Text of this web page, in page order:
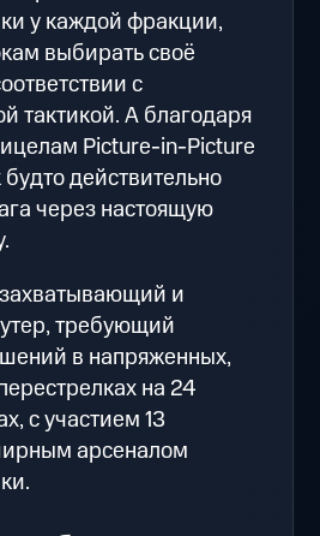
у каждой фракции,
выбирать своё
с
тактикой. А благодаря
Picture-in-Picture
действительно
через настоящую
и
требующий
в напряженных,
на 24
с участием 13
арсеналом